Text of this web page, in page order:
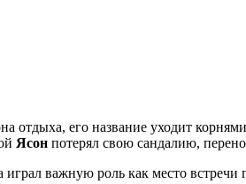
отдыха, его название уходит
Ясон потерял свою сандалию,
играл важную роль как место